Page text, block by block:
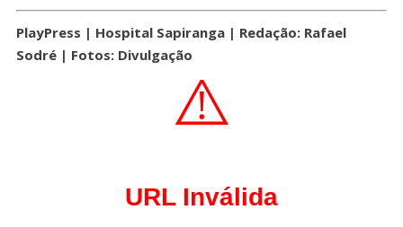
PlayPress | Hospital Sapiranga | Redação: Rafael
Sodré | Fotos: Divulgação